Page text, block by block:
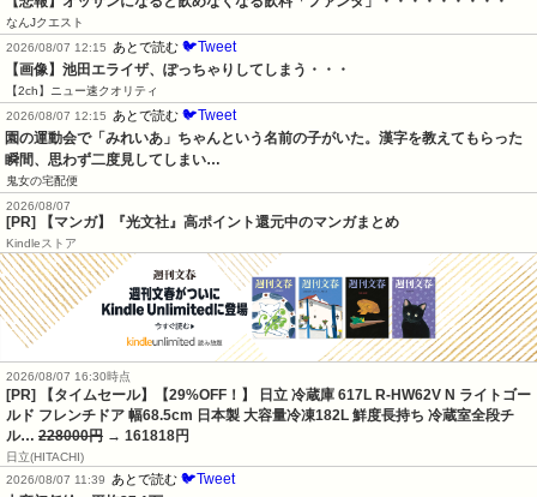
【悲報】オッサンになると飲めなくなる飲料「ファンタ」・・・・・・・・・
なんJクエスト
2026/08/07 12:15 あとで読む 🐦Tweet
【画像】池田エライザ、ぽっちゃりしてしまう・・・
【2ch】ニュー速クオリティ
2026/08/07 12:15 あとで読む 🐦Tweet
園の運動会で「みれいあ」ちゃんという名前の子がいた。漢字を教えてもらった
瞬間、思わず二度見してしまい…
鬼女の宅配便
2026/08/07
[PR] 【マンガ】『光文社』高ポイント還元中のマンガまとめ
Kindleストア
2026/08/07 16:30時点
[PR] 【タイムセール】【29%OFF！】 日立 冷蔵庫 617L R-HW62V N ライトゴー
ルド フレンチドア 幅68.5cm 日本製 大容量冷凍182L 鮮度長持ち 冷蔵室全段チ
ル… 228000円 → 161818円
日立(HITACHI)
2026/08/07 11:39
あとで読む 🐦Tweet